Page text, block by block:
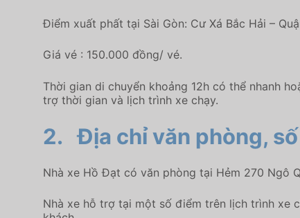
Điểm xuất phất tại Sài Gòn: Cư Xá Bắc Hải –
Giá vé : 150.000 đồng/ vé.
Thời gian di chuyển khoảng 12h có thể nhanh
trợ thời gian và lịch trình xe chạy.
2.Địa chỉ văn phòng,
Nhà xe Hồ Đạt có văn phòng tại Hẻm 270 Ngô
Nhà xe hỗ trợ tại một số điểm trên lịch trình xe